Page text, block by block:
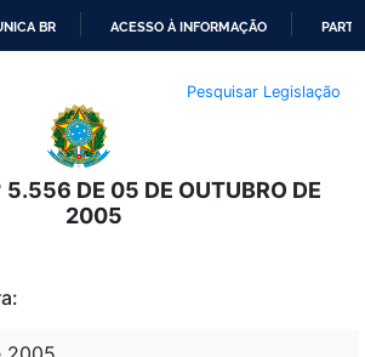
O
CONTEÚDO
BR ACESSO À INFORMAÇÃO
Pesquisar Legislação
5.556 DE 05 DE OUTUBRO DE
2005